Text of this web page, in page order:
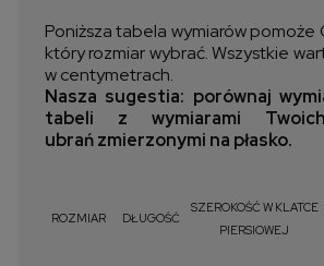
Poniższa tabela wymiarów
który rozmiar wybrać. Wszystkie
w centymetrach.
Nasza sugestia: porównaj
tabeli z wymiarami
ubrań zmierzonymi na płasko.
ROZMIAR DŁUGOŚĆ
SZEROKOŚĆ W KLATCE
PIERSIOWEJ